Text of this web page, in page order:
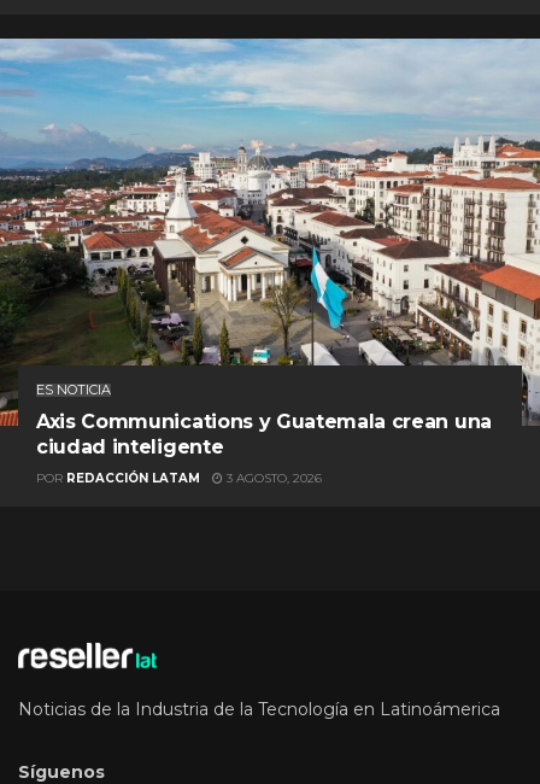
ES NOTICIA
Axis Communications y Guatemala crean una
ciudad inteligente
POR REDACCIÓN LATAM 3 AGOSTO, 2026
Noticias de la Industria de la Tecnología en Latinoámerica
Síguenos